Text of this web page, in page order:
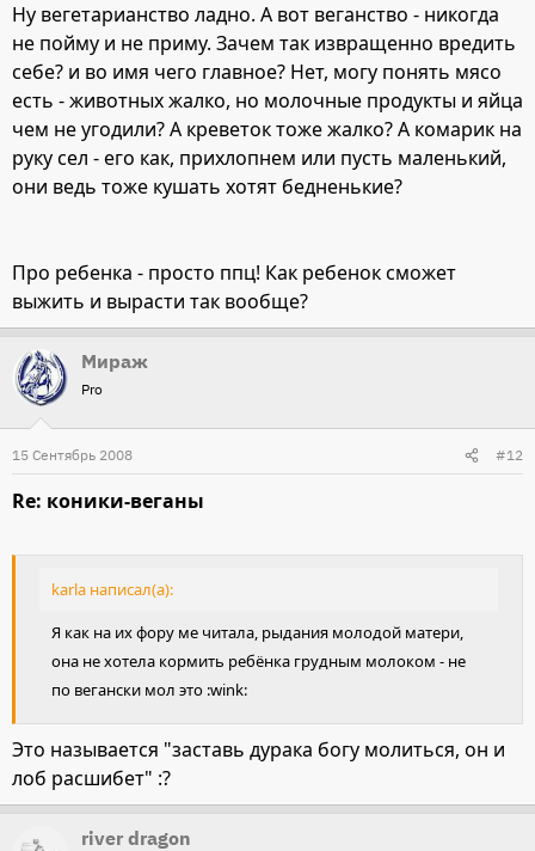
Ну вегетарианство ладно. А вот веганство - никогда
не пойму и не приму. Зачем так извращенно вредить
себе? и во имя чего главное? Нет, могу понять мясо
есть - животных жалко, но молочные продукты и яйца
чем не угодили? А креветок тоже жалко? А комарик на
руку сел - его как, прихлопнем или пусть маленький,
они ведь тоже кушать хотят бедненькие?
Про ребенка - просто ппц! Как ребенок сможет
выжить и вырасти так вообще?
Мираж
Pro
15 Сентябрь 2008 #12
Re: коники-веганы
karla написал(а):
Я как на их фору ме читала, рыдания молодой матери,
она не хотела кормить ребёнка грудным молоком - не
по вегански мол это :wink:
Это называется "заставь дурака богу молиться, он и
лоб расшибет" :?
river dragon